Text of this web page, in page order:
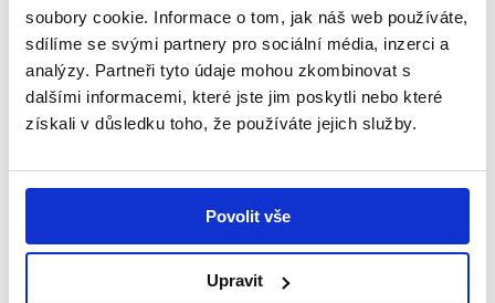
soubory cookie. Informace o tom, jak náš web používáte,
sdílíme se svými partnery pro sociální média, inzerci a
analýzy. Partneři tyto údaje mohou zkombinovat s
dalšími informacemi, které jste jim poskytli nebo které
získali v důsledku toho, že používáte jejich služby.
Povolit vše
Upravit
Probodnout draka by asi bylo jednodušší,
ale nevzdáváme se - příběh Zdeňka
Příběhy